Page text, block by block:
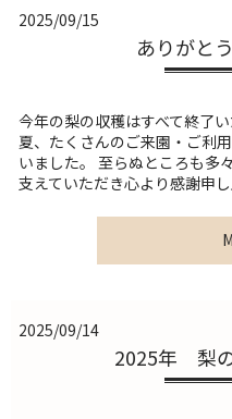
2025/09/15
ありがと
今年の梨の収穫はすべて終了
夏、たくさんのご来園・ご利
いました。 至らぬところも多
支えていただき心より感謝申
2025/09/14
2025年 梨